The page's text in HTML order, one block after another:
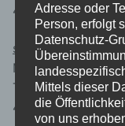
47665 Sonsbeck
stellv.
Manfred Hegmann
Taubenweg 4
47665 Sonsbeck
Adresse oder
Person, erfolgt
Datenschutz-
Mittels dieser
die
von uns